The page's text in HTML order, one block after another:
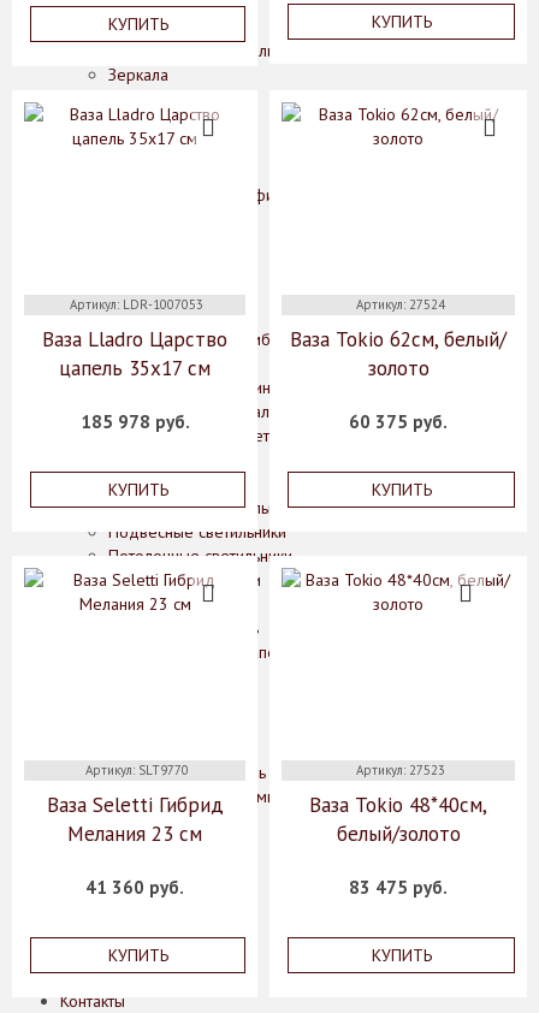
Фруктовницы
Декоративные изделия, фигурки животных
Зеркала
Колонны
Лампы
Рамки для фотографий
Шкатулки
Мебель
Комоды, шкафы, тумбы
Консоли, стеллажи
Кофейные столики, интерьерные подставки
Обеденные и журнальные столы
Стулья, кресла, банкетки
Бра
Классические светильники
Подвесные светильники
Потолочные светильники
Кухонные принадлежности
Дерево
Нержавеющая сталь
Блюда для запекания
Эмалированная сталь
Аксессуары для ванной комнаты
О нас
Коллекции
Доставка
Гарантии
Контакты
КУПИТЬ КУПИТЬ
Артикул: LDR-1007053
Ваза Lladro Царство
цапель 35х17 см
185 978 руб.
КУПИТЬ
Артикул: 27524
Ваза Tokio 62см, белый/
золото
60 375 руб.
КУПИТЬ
Артикул: SLT9770
Ваза Seletti Гибрид
Мелания 23 см
41 360 руб.
КУПИТЬ
Артикул: 27523
Ваза Tokio 48*40см,
белый/золото
83 475 руб.
КУПИТЬ